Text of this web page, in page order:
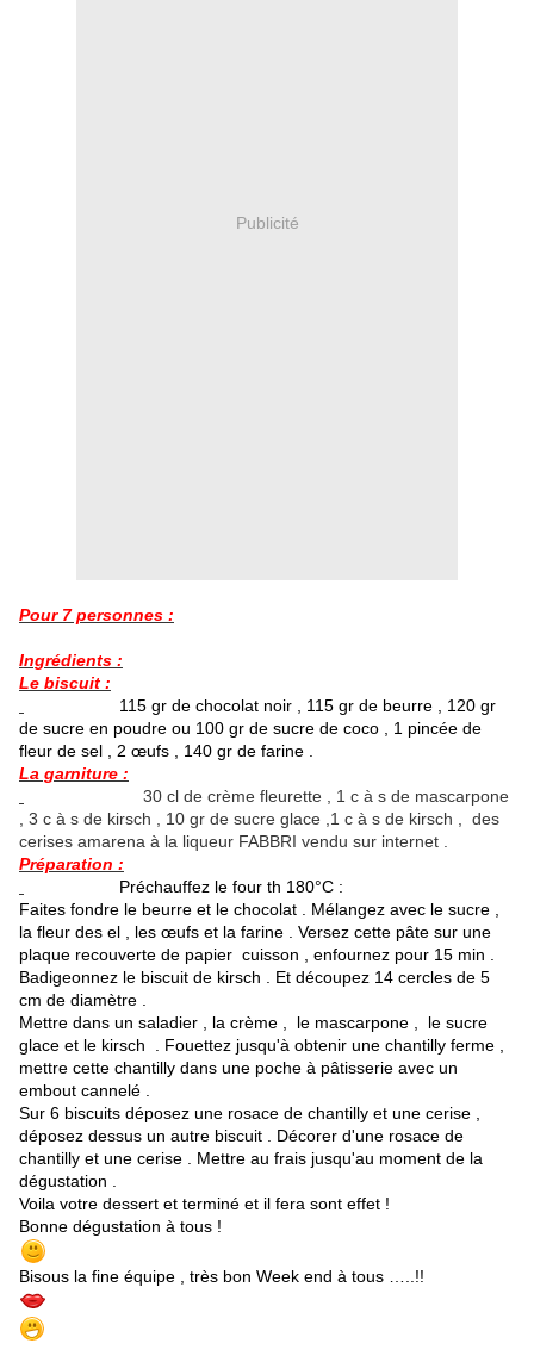
Publicité
Pour 7 personnes :
Ingrédients :
Le biscuit :
115 gr de chocolat noir , 115 gr de beurre , 120 gr
de sucre en poudre ou 100 gr de sucre de coco , 1 pincée de
fleur de sel , 2 œufs , 140 gr de farine .
La garniture :
30 cl de crème fleurette , 1 c à s de mascarpone
, 3 c à s de kirsch , 10 gr de sucre glace ,1 c à s de kirsch , des
cerises amarena à la liqueur FABBRI vendu sur internet .
Préparation :
Préchauffez le four th 180°C :
Faites fondre le beurre et le chocolat . Mélangez avec le sucre ,
la fleur des el , les œufs et la farine . Versez cette pâte sur une
plaque recouverte de papier cuisson , enfournez pour 15 min .
Badigeonnez le biscuit de kirsch . Et découpez 14 cercles de 5
cm de diamètre .
Mettre dans un saladier , la crème , le mascarpone , le sucre
glace et le kirsch . Fouettez jusqu'à obtenir une chantilly ferme ,
mettre cette chantilly dans une poche à pâtisserie avec un
embout cannelé .
Sur 6 biscuits déposez une rosace de chantilly et une cerise ,
déposez dessus un autre biscuit . Décorer d'une rosace de
chantilly et une cerise . Mettre au frais jusqu'au moment de la
dégustation .
Voila votre dessert et terminé et il fera sont effet !
Bonne dégustation à tous !
Bisous la fine équipe , très bon Week end à tous …..!!